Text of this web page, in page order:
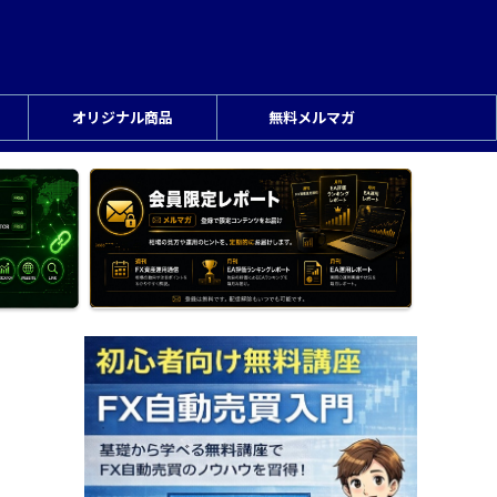
オリジナル商品 無料メルマガ